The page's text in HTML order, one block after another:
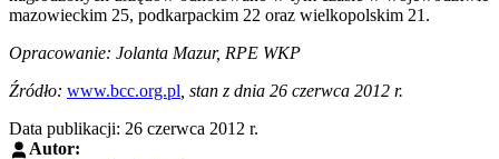
mazowieckim 25, podkarpackim 22 oraz wielkopolskim 21.
Opracowanie: Jolanta Mazur, RPE WKP
Źródło: www.bcc.org.pl , stan z dnia 26 czerwca 2012 r.
Data publikacji: 26 czerwca 2012 r.
Autor: